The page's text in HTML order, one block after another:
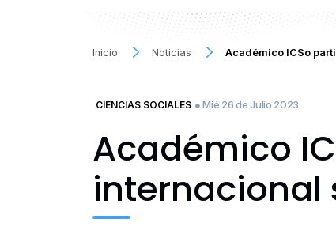
Inicio Noticias Académico ICSo
CIENCIAS SOCIALES ● Mié 26 de Julio 2023
Académico
internacional